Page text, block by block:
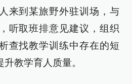
来到某旅野外驻训场，与
听取班排意见建议，组织
查找教学训练中存在的短
教学育人质量。